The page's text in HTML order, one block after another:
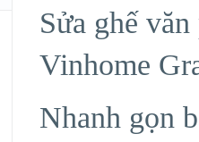
Sửa ghế
Vinhome
Nhanh gọn